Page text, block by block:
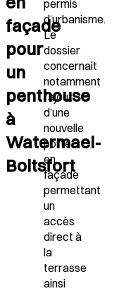
façade
pour
un
penthouse
à
Watermael-
Boitsfort
permis
d’urbanisme.
Le
dossier
concernait
notamment
l’ajout
d’une
nouvelle
porte
en
façade
permettant
un
accès
direct à
la
terrasse
ainsi